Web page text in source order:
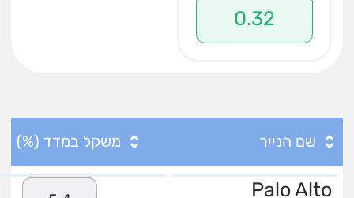
0.32
שם הנייר משקל במדד (%)
Palo Alto